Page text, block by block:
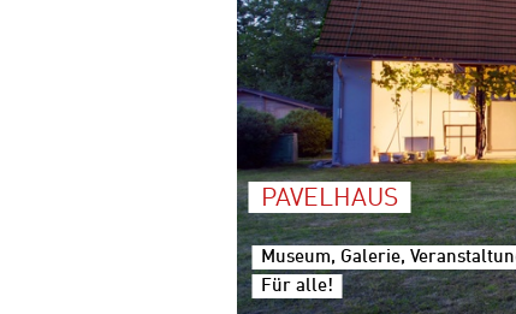
PAVELHAUS
Museum, Galerie,
Für alle!